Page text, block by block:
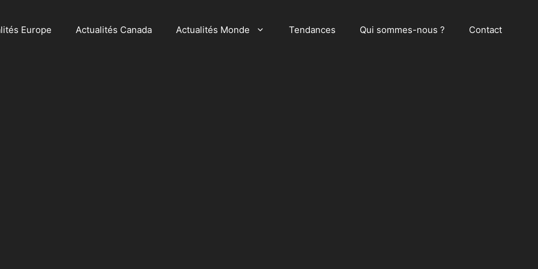
Europe Actualités Canada Actualités Monde Tendances Qui sommes-nous ? Contact